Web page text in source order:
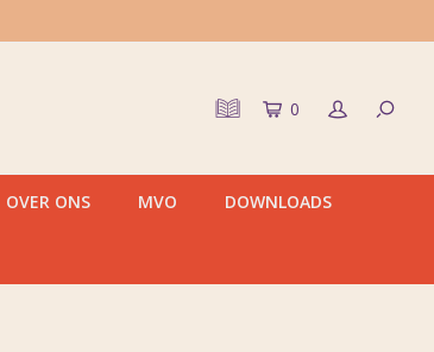
0
OVER ONS MVO DOWNLOADS